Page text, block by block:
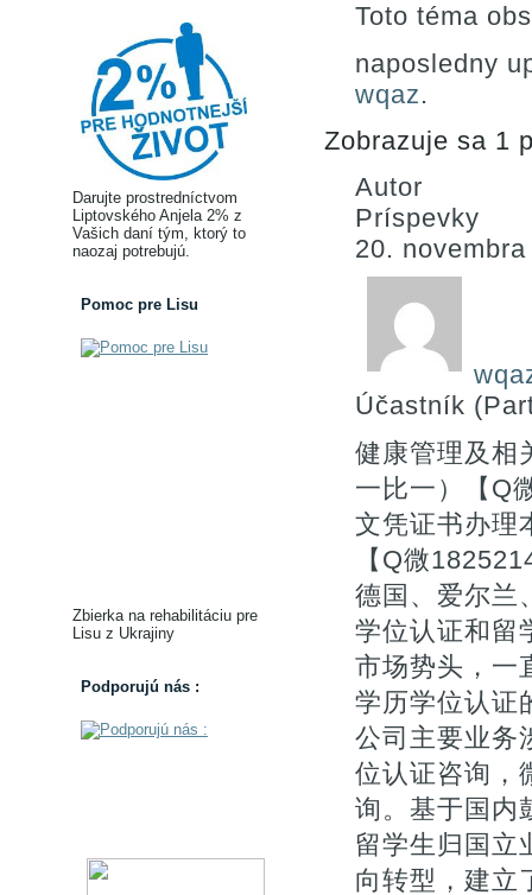
Darujte prostredníctvom
Liptovského Anjela 2% z
Vašich daní tým, ktorý to
naozaj potrebujú.
Pomoc pre Lisu
Zbierka na rehabilitáciu pre
Lisu z Ukrajiny
Podporujú nás :
Toto téma
naposledny
wqaz.
Zobrazuje sa 1
Autor
Príspevky
20.
Účastník
健康管理及相
一比一）【Q
文凭证书办理
【Q微
德国、爱尔兰
学位认证和留
市场势头，一
学历学位认证
公司主要业务
位认证咨询，
询。基于国内
留学生归国立
向转型，建立